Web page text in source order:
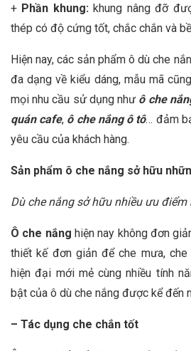
+ Phần khung: khung nâng đỡ
thép có độ cứng tốt, chắc chắn và
Hiện nay, các sản phẩm ô dù che
đa dạng về kiểu dáng, mẫu mã
mọi nhu cầu sử dụng như ô che
quán cafe, ô che nắng ô tô… đảm
yêu cầu của khách hàng.
Sản phẩm ô che nắng sở hữu
Dù che nắng sở hữu nhiều ưu điểm
Ô che nắng hiện nay không đơn
thiết kế đơn giản để che mưa,
hiện đại mới mẻ cùng nhiều tính
bật của ô dù che nắng được kể đến
– Tác dụng che chắn tốt